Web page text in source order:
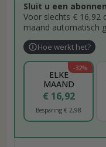
Sluit u een
Voor slechts € 16,92
maand automatisch
Hoe werkt het?
-32%
ELKE
MAAND
€ 16,92
Besparing € 2,98